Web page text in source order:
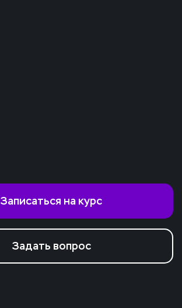
Записаться на курс
Задать вопрос